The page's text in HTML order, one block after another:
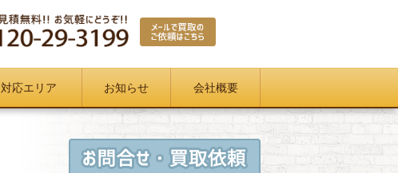
対応エリア お知らせ 会社概要